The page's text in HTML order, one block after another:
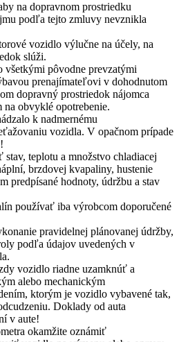
na dopravnom prostriedku
podľa tejto zmluvy nevznikla
vozidlo výlučne na účely, na
slúži.
pôvodne prevzatými
prenajímateľovi v dohodnutom
dopravný prostriedok nájomca
obvyklé opotrebenie.
k nadmernému
vozidla. V opačnom prípade
teplotu a množstvo chladiacej
brzdovej kvapaliny, hustenie
predpísané hodnoty, údržbu a stav
používať iba výrobcom doporučené
pravidelnej plánovanej údržby,
podľa údajov uvedených v
vozidlo riadne uzamknúť a
alebo mechanickým
ktorým je vozidlo vybavené tak,
Doklady od auta
v aute!
okamžite oznámiť